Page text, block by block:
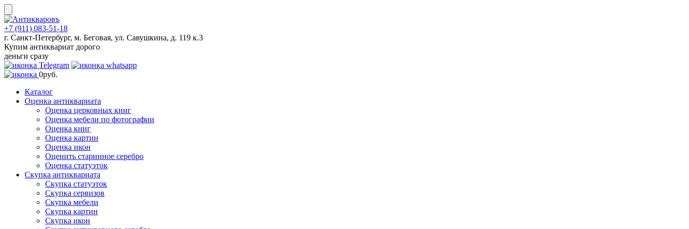
Skip
to
content
+7 (911) 083-51-18
г. Санкт-Петербург, м. Беговая, ул. Савушкина, д. 119 к.3
Купим антиквариат дорого
деньги сразу
0руб.
Каталог
Оценка антиквариата
Оценка церковных книг
Оценка мебели по фотографии
Оценка книг
Оценка картин
Оценка икон
Оценить старинное серебро
Оценка статуэток
Скупка антиквариата
Скупка статуэток
Скупка сервизов
Скупка мебели
Скупка картин
Скупка икон